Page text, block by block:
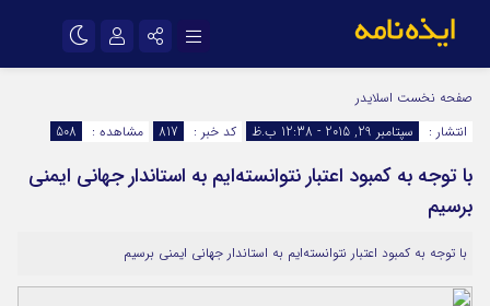
اینستاگرام
سروش
ایتا
آپارات
اپلیکیشن رمز عبور
مرا به خاطر بسپار
صفحه نخست اسلایدر
انتشار :
سپتامبر 29, 2015 - 12:38 ب.ظ کد خبر : 817 مشاهده : 508
با توجه به کمبود اعتبار نتوانسته‌ایم به استاندار جهانی ایمنی
برسیم
با توجه به کمبود اعتبار نتوانسته‌ایم به استاندار جهانی ایمنی برسیم